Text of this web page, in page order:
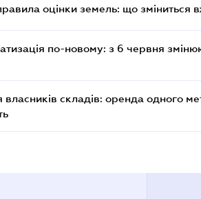
оцінки земель: що зміниться
по-новому: з 6 червня
власників складів: оренда одного